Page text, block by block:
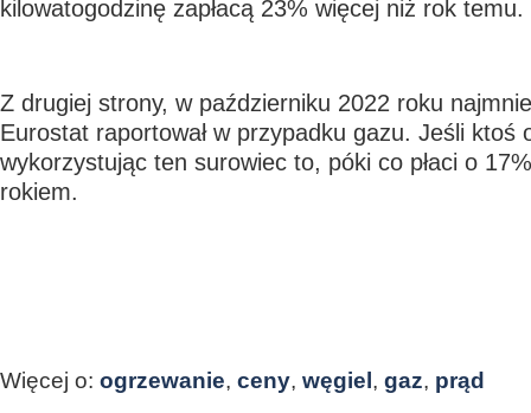
kilowatogodzinę zapłacą 23% więcej niż rok temu.
Z drugiej strony, w październiku 2022 roku
Eurostat raportował w przypadku gazu. Jeśli ktoś
wykorzystując ten surowiec to, póki co płaci o
rokiem.
Więcej o: ogrzewanie, ceny, węgiel , gaz, prąd